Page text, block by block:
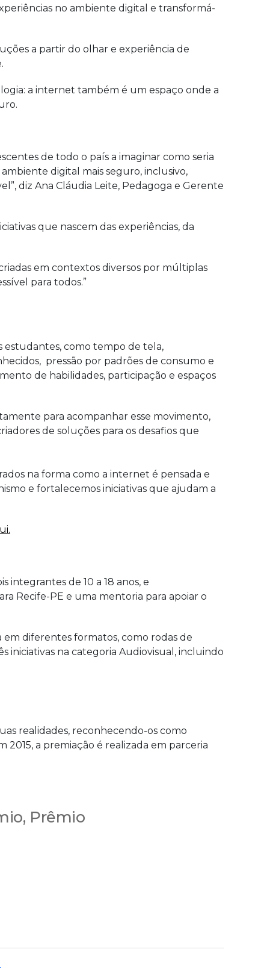
no ambiente digital e transformá-
a partir do olhar e experiência de
a internet também é um espaço onde a
de todo o país a imaginar como seria
digital mais seguro, inclusivo,
diz Ana Cláudia Leite, Pedagoga e Gerente
que nascem das experiências, da
em contextos diversos por múltiplas
para todos.”
estudantes, como tempo de tela,
pressão por padrões de consumo e
de habilidades, participação e espaços
para acompanhar esse movimento,
de soluções para os desafios que
na forma como a internet é pensada e
e fortalecemos iniciativas que ajudam a
de 10 a 18 anos, e
Recife-PE e uma mentoria para apoiar o
em diferentes formatos, como rodas de
iniciativas na categoria Audiovisual, incluindo
realidades, reconhecendo-os como
a premiação é realizada em parceria
, Prêmio